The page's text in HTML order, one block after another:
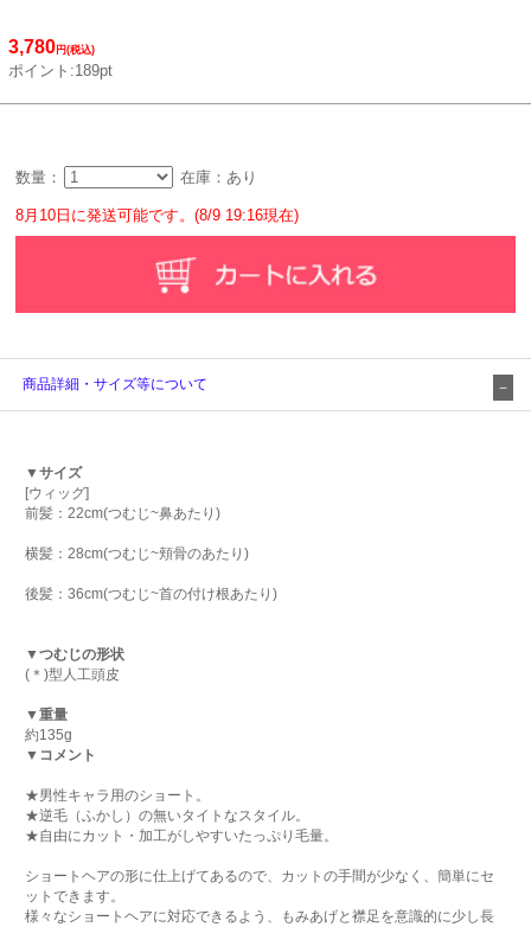
3,780円(税込)
ポイント:189pt
数量： 在庫：あり
8月10日に発送可能です。(8/9 19:16現在)
商品詳細・サイズ等について
▼サイズ
[ウィッグ]
前髪：22cm(つむじ~鼻あたり)
横髪：28cm(つむじ~頬骨のあたり)
後髪：36cm(つむじ~首の付け根あたり)
▼つむじの形状
(＊)型人工頭皮
▼重量
約135g
▼コメント
★男性キャラ用のショート。
★逆毛（ふかし）の無いタイトなスタイル。
★自由にカット・加工がしやすいたっぷり毛量。
ショートヘアの形に仕上げてあるので、カットの手間が少なく、簡単にセ
ットできます。
様々なショートヘアに対応できるよう、もみあげと襟足を意識的に少し長